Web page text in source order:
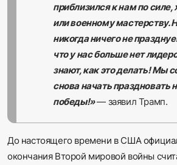
приблизился к нам по силе,
или военному мастерству.
никогда ничего не
что у нас больше нет
знают, как это делать! Мы
снова начать праздновать
победы!»— заявил Трамп.
До настоящего времени в США
окончания Второй мировой войны